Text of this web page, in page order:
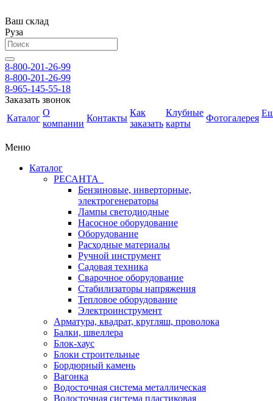
Ваш склад
Руза
8-800-201-26-99
8-800-201-26-99
8-965-145-55-18
Заказать звонок
Каталог
О
компании
Контакты
Как
заказать
Клубные
карты
Фотогалерея
Меню
Каталог
РЕСАНТА
Бензиновые, инверторные,
электрогенераторы
Лампы светодиодные
Насосное оборудование
Оборудование
Расходные материалы
Ручной инструмент
Садовая техника
Сварочное оборудование
Стабилизаторы напряжения
Тепловое оборудование
Электроинструмент
Арматура, квадрат, кругляш, проволока
Балки, швеллера
Блок-хаус
Блоки строительные
Бордюрный камень
Вагонка
Водосточная система металлическая
Водосточная система пластиковая